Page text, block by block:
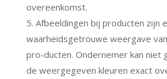
overeenkomst.
5. Afbeeldingen bij producten zijn
waarheidsgetrouwe weergave
pro-ducten. Ondernemer kan niet
de weergegeven kleuren exact